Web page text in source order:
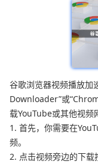
谷歌浏览器视频播放加
Downloader”或
载YouTube或其他视频
1. 首先，你需要在
频。
2. 点击视频旁边的下载